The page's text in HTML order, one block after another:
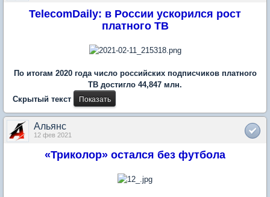
TelecomDaily: в России ускорился рост
платного ТВ
По итогам 2020 года число российских подписчиков платного
ТВ достигло 44,847 млн.
Скрытый текст
Альянс
12 фев 2021
«Триколор» остался без футбола